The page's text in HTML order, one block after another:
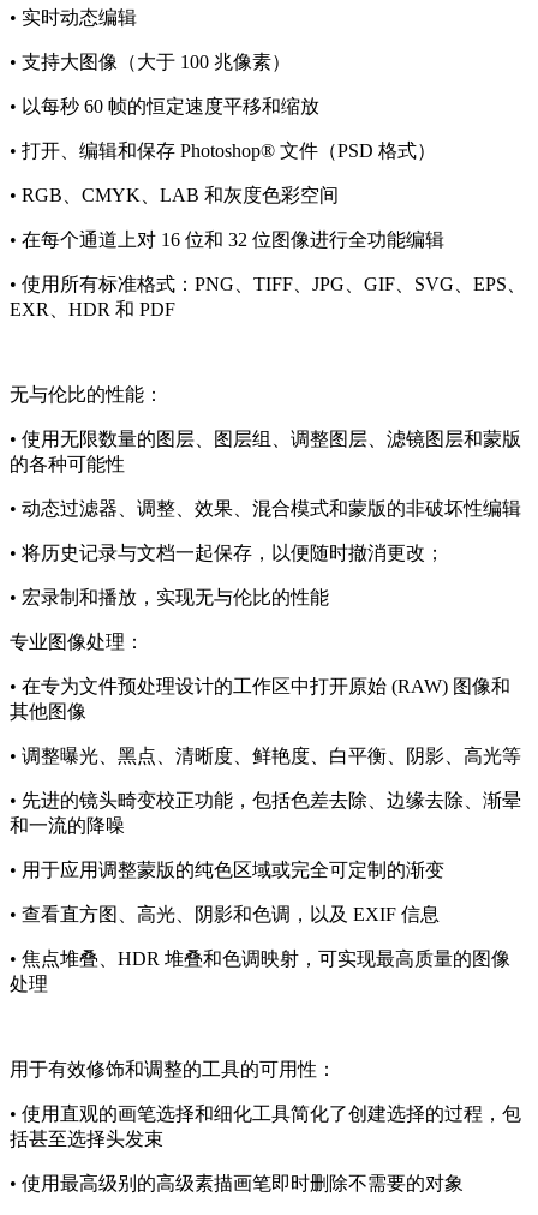
• 实时动态编辑
• 支持大图像（大于 100 兆像素）
• 以每秒 60 帧的恒定速度平移和缩放
• 打开、编辑和保存 Photoshop® 文件（PSD 格式）
• RGB、CMYK、LAB 和灰度色彩空间
• 在每个通道上对 16 位和 32 位图像进行全功能编辑
• 使用所有标准格式：PNG、TIFF、JPG、GIF、SVG、EPS、
EXR、HDR 和 PDF
无与伦比的性能：
• 使用无限数量的图层、图层组、调整图层、滤镜图层和蒙版
的各种可能性
• 动态过滤器、调整、效果、混合模式和蒙版的非破坏性编辑
• 将历史记录与文档一起保存，以便随时撤消更改；
• 宏录制和播放，实现无与伦比的性能
专业图像处理：
• 在专为文件预处理设计的工作区中打开原始 (RAW) 图像和
其他图像
• 调整曝光、黑点、清晰度、鲜艳度、白平衡、阴影、高光等
• 先进的镜头畸变校正功能，包括色差去除、边缘去除、渐晕
和一流的降噪
• 用于应用调整蒙版的纯色区域或完全可定制的渐变
• 查看直方图、高光、阴影和色调，以及 EXIF 信息
• 焦点堆叠、HDR 堆叠和色调映射，可实现最高质量的图像
处理
用于有效修饰和调整的工具的可用性：
• 使用直观的画笔选择和细化工具简化了创建选择的过程，包
括甚至选择头发束
• 使用最高级别的高级素描画笔即时删除不需要的对象